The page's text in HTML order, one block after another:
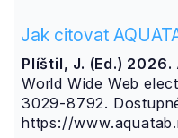
Jak citovat
Plíštil, J. (Ed.) 2026.
World Wide Web
3029-8792.
https://